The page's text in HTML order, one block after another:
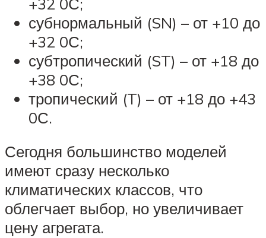
субнормальный (SN) – от +10 до
+32 0С;
субтропический (ST) – от +18 до
+38 0С;
тропический (T) – от +18 до +43
0С.
Сегодня большинство моделей
имеют сразу несколько
климатических классов, что
облегчает выбор, но увеличивает
цену агрегата.